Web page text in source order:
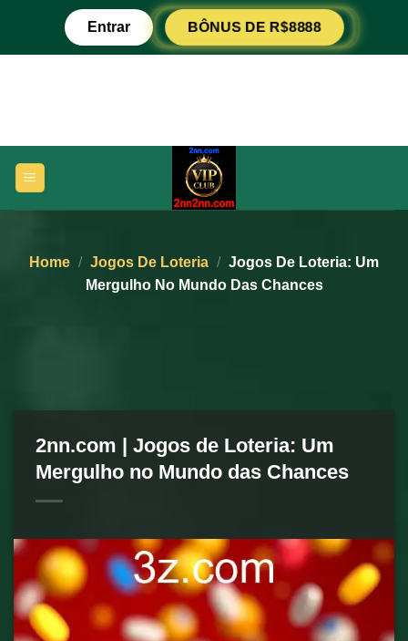
o
Entrar BÔNUS DE R$8888
Home / Jogos De Loteria / Jogos De Loteria: Um
Mergulho No Mundo Das Chances
2nn.com | Jogos de Loteria: Um
Mergulho no Mundo das Chances